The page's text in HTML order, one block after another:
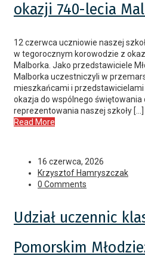
okazji 740-lecia
12 czerwca uczniowie naszej
w tegorocznym korowodzie z
Malborka. Jako przedstawiciele
Malborka uczestniczyli w
mieszkańcami i przedstawicielami
okazja do wspólnego świętowania
reprezentowania naszej szkoły […]
Read More
16 czerwca, 2026
Krzysztof Hamryszczak
0 Comments
Udział uczennic
Pomorskim